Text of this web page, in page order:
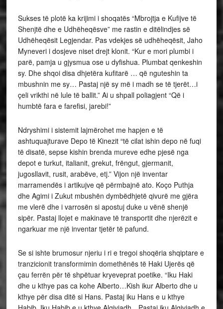
Sukses të plotë ka krijimi i shoqatës “Mbrojtja e Kufijve të
Shenjtë dhe e Udhëheqësve” me rastin e ditëlindjes së
Udhëheqësit Legjendar. Pas vdekjes së udhëheqësit, Jaho
Myneveri i dosjeve niset drejt klonit. “Kur e mori plumbi i
parë, pamja u gjysmua ose u dyfishua. Plumbat qenkeshin
sy. Dhe shqoi disa dhjetëra kufitarë … që nguteshin ta
mbushnin me sy… Pastaj një sy më i madh se të tjerët…i
çeli vrikthi në lule të ballit.” Ai u shpall poliagjent “Që i
humbtë fara e farefisi, jarebi!”
Ndryshimi i sistemit lajmërohet me hapjen e të
ashtuquajturave Depo të Kinezit “të cilat ishin depo në fuqi
të disatë, sepse kishin brenda mureve edhe pjesë nga
depot e turkut, italianit, grekut, frëngut, gjermanit,
jugosllavit, rusit, arabëve, etj.” Vijon një inventar
marramendës i artikujve që përmbajnë ato. Koço Puthja
dhe Agimi i Zukut mbushën dymbëdhjetë qivurë me gjëra
me vlerë dhe i varrosën si apostuj duke u vënë shenjë
sipër. Pastaj llojet e makinave të transportit dhe njerëzit e
ngarkuar me një inventar tjetër të pafund.
Se si ishte brumosur njeriu i ri e tregoi shoqëria shqiptare e
tranzicionit transformimin domethënës të Haki Ujerës që
çau ferrën për të shpëtuar kryeveprat poetike. “Iku Haki
dhe u kthye pas ca kohe Alberto…Kish ikur Alberto dhe u
kthye për disa ditë si Hans. Pastaj iku Hans e u kthye